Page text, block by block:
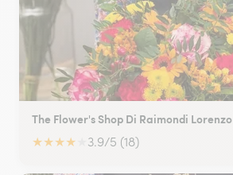
The Flower's Shop Di Raimondi Lorenzo
★★★★ 3.9/5 (18)